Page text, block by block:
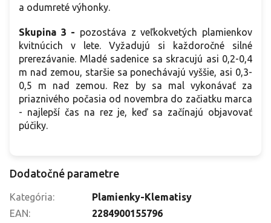
a odumreté výhonky.
Skupina 3 - pozostáva z veľkokvetých plamienkov
kvitnúcich v lete. Vyžadujú si každoročné silné
prerezávanie. Mladé sadenice sa skracujú asi 0,2-0,4
m nad zemou, staršie sa ponechávajú vyššie, asi 0,3-
0,5 m nad zemou. Rez by sa mal vykonávať za
priaznivého počasia od novembra do začiatku marca
- najlepší čas na rez je, keď sa začínajú objavovať
púčiky.
Dodatočné parametre
Kategória:
Plamienky-Klematisy
EAN:
2284900155796